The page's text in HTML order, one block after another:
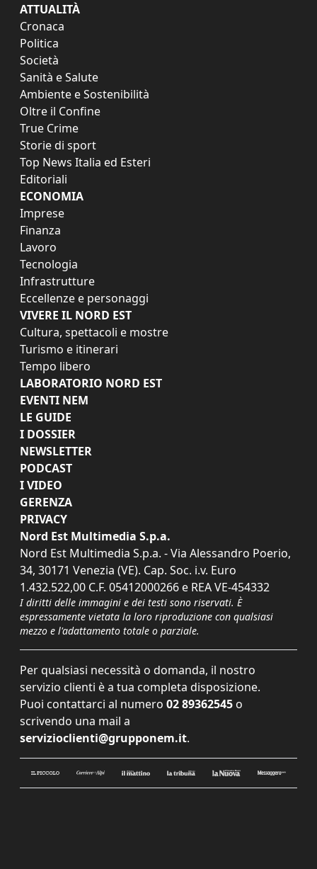
ATTUALITÀ
Cronaca
Politica
Società
Sanità e Salute
Ambiente e Sostenibilità
Oltre il Confine
True Crime
Storie di sport
Top News Italia ed Esteri
Editoriali
ECONOMIA
Imprese
Finanza
Lavoro
Tecnologia
Infrastrutture
Eccellenze e personaggi
VIVERE IL NORD EST
Cultura, spettacoli e mostre
Turismo e itinerari
Tempo libero
LABORATORIO NORD EST
EVENTI NEM
LE GUIDE
I DOSSIER
NEWSLETTER
PODCAST
I VIDEO
GERENZA
PRIVACY
Nord Est Multimedia S.p.a.
Nord Est Multimedia S.p.a. - Via Alessandro Poerio,
34, 30171 Venezia (VE). Cap. Soc. i.v. Euro
1.432.522,00 C.F. 05412000266 e REA VE-454332
I diritti delle immagini e dei testi sono riservati. È
espressamente vietata la loro riproduzione con qualsiasi
mezzo e l'adattamento totale o parziale.
Per qualsiasi necessità o domanda, il nostro
servizio clienti è a tua completa disposizione.
Puoi contattarci al numero 02 89362545 o
scrivendo una mail a
servizioclienti@grupponem.it.